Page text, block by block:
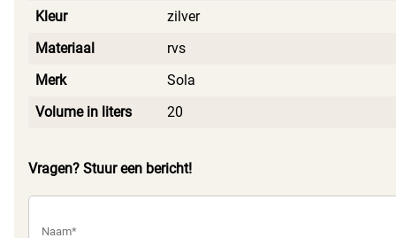
Kleur
zilver
Materiaal
rvs
Merk
Sola
Volume in liters
20
Vragen? Stuur een bericht!